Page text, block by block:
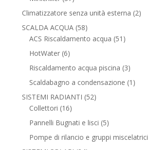
Climatizzatore senza unità esterna 22
SCALDA ACQUA 5858
prodotti
ACS Riscaldamento acqua 51 51
HotWater 66
prodotti
Riscaldamento acqua piscina 33
prodotti
Scaldabagno a condensazione 1 1
SISTEMI RADIANTI 5252
Collettori 1616
prodotti
Pannelli Bugnati e lisci 55
prodotti
Pompe di rilancio e gruppi miscelatrici